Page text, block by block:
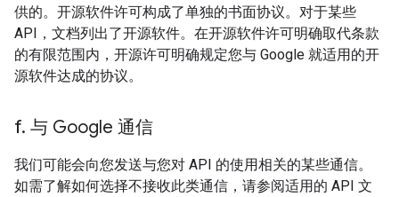
供的。开源软件许可构成了单独的书面协议。对于某些
API，文档列出了开源软件。在开源软件许可明确取代条款
的有限范围内，开源许可明确规定您与 Google 就适用的开
源软件达成的协议。
f. 与 Google 通信
我们可能会向您发送与您对 API 的使用相关的某些通信。
如需了解如何选择不接收此类通信，请参阅适用的 API 文